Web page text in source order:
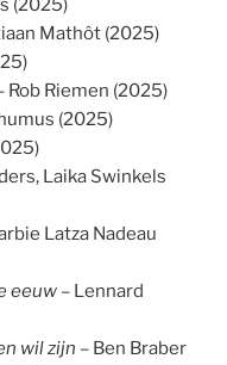
(2025)
Mathôt (2025)
Rob Riemen (2025)
(2025)
Laika Swinkels
Latza Nadeau
eeuw – Lennard
wil zijn – Ben Braber